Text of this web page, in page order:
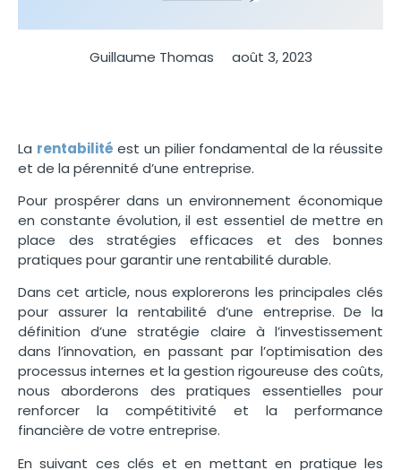
Guillaume Thomas août 3, 2023
La rentabilité est un pilier fondamental de la réussite
et de la pérennité d’une entreprise.
Pour prospérer dans un environnement économique
en constante évolution, il est essentiel de mettre en
place des stratégies efficaces et des bonnes
pratiques pour garantir une rentabilité durable.
Dans cet article, nous explorerons les principales clés
pour assurer la rentabilité d’une entreprise. De la
définition d’une stratégie claire à l’investissement
dans l’innovation, en passant par l’optimisation des
processus internes et la gestion rigoureuse des coûts,
nous aborderons des pratiques essentielles pour
renforcer la compétitivité et la performance
financière de votre entreprise.
En suivant ces clés et en mettant en pratique les